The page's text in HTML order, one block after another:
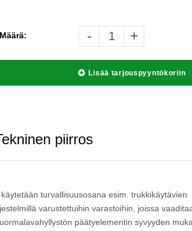
Määrä: - +
Lisää tarjouspyyntökoriin
piirros
turvallisuusosana esim. trukkikäytävien
varustettuihin varastoihin, joissa
päätyelementin syvyyden